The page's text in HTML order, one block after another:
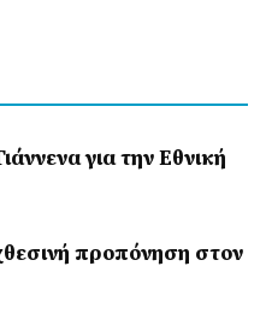
για την Εθνική
προπόνηση στον